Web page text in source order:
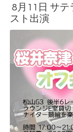
8月11日 サテ
スト出演